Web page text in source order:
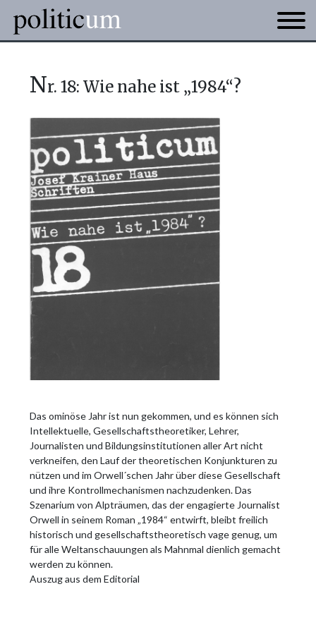
nr. 18: Wie nahe ist „1984“?
Das ominöse Jahr ist nun gekommen, und es können sich
Intellektuelle, Gesellschaftstheoretiker, Lehrer,
Journalisten und Bildungsinstitutionen aller Art nicht
verkneifen, den Lauf der theoretischen Konjunkturen zu
nützen und im Orwell´schen Jahr über diese Gesellschaft
und ihre Kontrollmechanismen nachzudenken. Das
Szenarium von Alpträumen, das der engagierte Journalist
Orwell in seinem Roman „1984“ entwirft, bleibt freilich
historisch und gesellschaftstheoretisch vage genug, um
für alle Weltanschauungen als Mahnmal dienlich gemacht
werden zu können.
Auszug aus dem Editorial